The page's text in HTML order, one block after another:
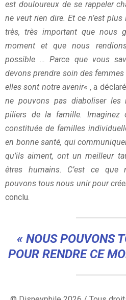
est douloureux de se rappeler
ne veut rien dire. Et ce n’est
très, très important que nous
moment et que nous
possible … Parce que vous
devons prendre soin des
elles sont notre avenir« , a déclaré
ne pouvons pas diaboliser les
piliers de la famille.
constituée de familles
en bonne santé, qui
qu’ils aiment, ont un meilleur
êtres humains. C’est ce que
pouvons tous nous unir pour
conclu.
« NOUS POUVONS
POUR RENDRE CE